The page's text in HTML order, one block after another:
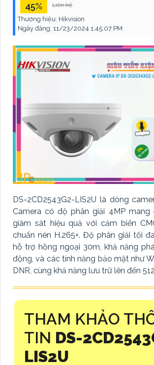
45% Liên hệ
Thương hiệu: Hikvision
Ngày đăng: 11/23/2024 1:45:07 PM
DS-2CD2543G2-LIS2U là dòng
Camera có độ phân giải 4MP mang
giám sát hiệu quả với cảm biến
chuẩn nén H.265+. Độ phân giải tối
hỗ trợ hồng ngoại 30m, khả năng
động, và các tính năng bảo mật như
DNR, cùng khả năng lưu trữ lên đến
THAM KHẢO
TIN DS-
LIS2U